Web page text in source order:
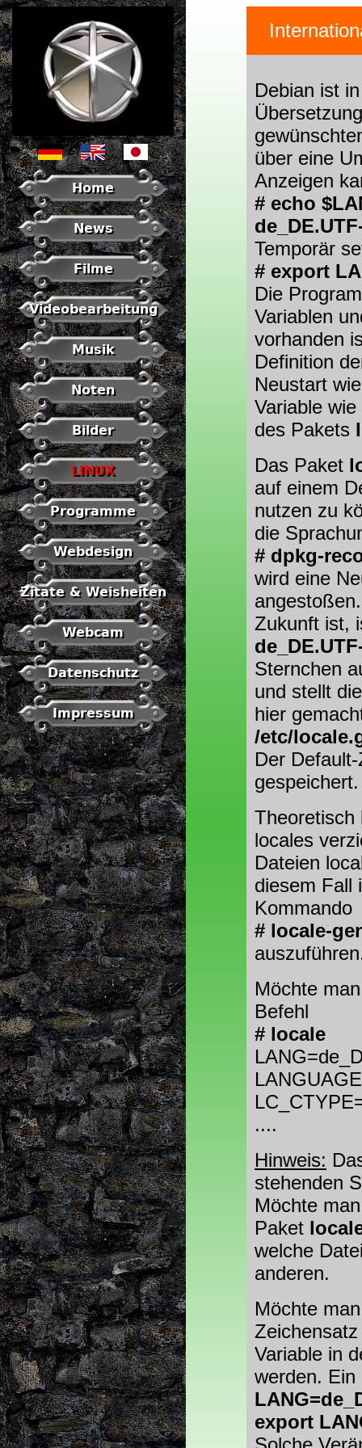
Home
News
Filme
Videobearbeitung
Musik
Noten
Bilder
LINUX
Programme
Webdesign
Zitate & Weisheiten
Webcam
Datenschutz
Impressum
Debian ist
über eine
Anzeigen
# echo
Temporär
# export
Die
Variablen
vorhanden
Definition
Neustart
Variable
des Pakets
Das Paket
auf einem
nutzen zu
die
# dpkg-
wird eine
Zukunft ist,
Sternchen
und stellt
hier
/etc/
Der
gespeichert.
Theoretisch
locales
Dateien
diesem Fall
Kommando
# locale-
Möchte
Befehl
# locale
....
Hinweis:
stehenden
Möchte
Paket
welche
anderen.
Möchte
Variable in
werden.
export